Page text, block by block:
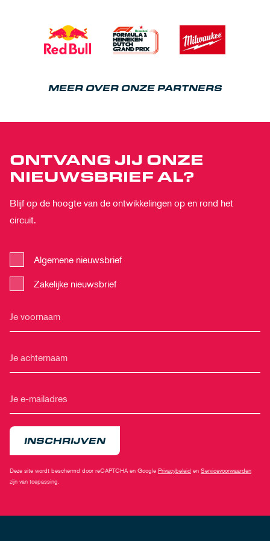
MEER OVER ONZE PARTNERS
ONTVANG JIJ ONZE
NIEUWSBRIEF AL?
Blijf op de hoogte van de ontwikkelingen op en rond het
circuit.
Algemene nieuwsbrief
Zakelijke nieuwsbrief
INSCHRIJVEN
Deze site wordt beschermd door reCAPTCHA en Google Privacybeleid en Servicevoorwaarden
zijn van toepassing.